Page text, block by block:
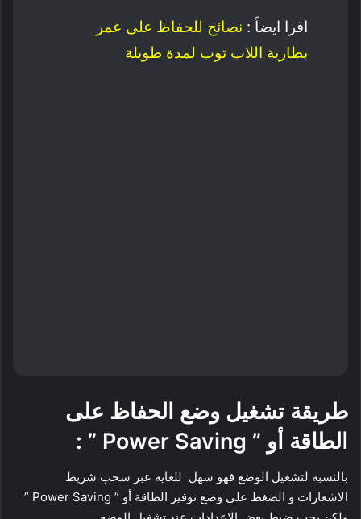
اقرا ايضاً : نصائح للحفاظ على عمر
بطارية اللاب توب لمدة طويلة
طريقة تشغيل وضع الحفاظ على
الطاقة أو ” Power Saving ” :
بالنسبة لتشغيل الوضع فهو سهل للغاية عبر سحب شريط
الاشعارات و الضغط على وضع توفير الطاقة أو ” Power Saving ”